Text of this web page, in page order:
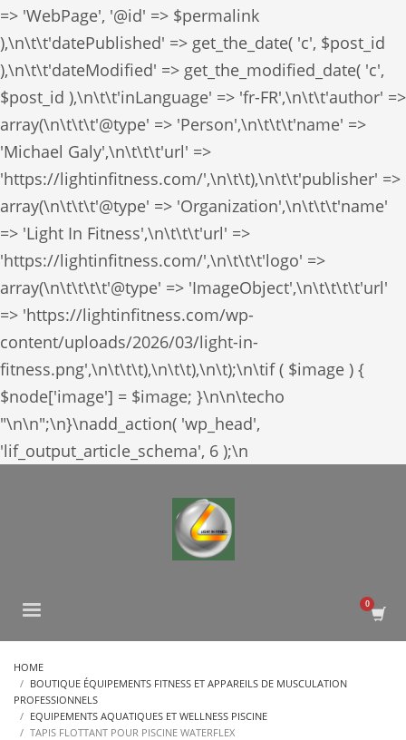
=> 'WebPage', '@id' => $permalink
),\n\t\t'datePublished' => get_the_date( 'c', $post_id
),\n\t\t'dateModified' => get_the_modified_date( 'c',
$post_id ),\n\t\t'inLanguage' => 'fr-FR',\n\t\t'author' =>
array(\n\t\t\t'@type' => 'Person',\n\t\t\t'name' =>
'Michael Galy',\n\t\t\t'url' =>
'https://lightinfitness.com/',\n\t\t),\n\t\t'publisher' =>
array(\n\t\t\t'@type' => 'Organization',\n\t\t\t'name'
=> 'Light In Fitness',\n\t\t\t'url' =>
'https://lightinfitness.com/',\n\t\t\t'logo' =>
array(\n\t\t\t\t'@type' => 'ImageObject',\n\t\t\t\t'url'
=> 'https://lightinfitness.com/wp-
content/uploads/2026/03/light-in-
fitness.png',\n\t\t\t),\n\t\t),\n\t);\n\tif ( $image ) {
$node['image'] = $image; }\n\n\techo
"\n\n";\n}\nadd_action( 'wp_head',
'lif_output_article_schema', 6 );\n
HOME
BOUTIQUE ÉQUIPEMENTS FITNESS ET APPAREILS DE MUSCULATION
PROFESSIONNELS
EQUIPEMENTS AQUATIQUES ET WELLNESS PISCINE
TAPIS FLOTTANT POUR PISCINE WATERFLEX